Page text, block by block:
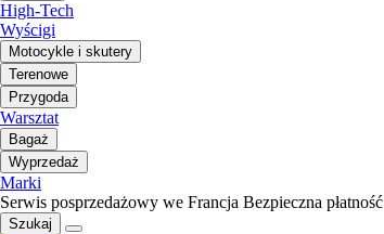
High-Tech
Wyścigi
Motocykle i skutery
Terenowe
Przygoda
Warsztat
Bagaż
Wyprzedaż
Marki
Serwis posprzedażowy we Francja Bezpieczna płatność
Szukaj